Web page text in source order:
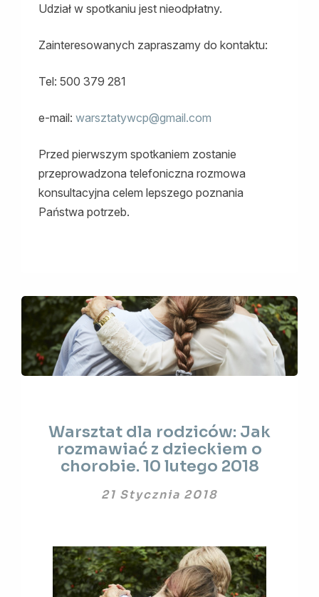
Udział w spotkaniu jest nieodpłatny.
Zainteresowanych zapraszamy do kontaktu:
Tel: 500 379 281
e-mail: warsztatywcp@gmail.com
Przed pierwszym spotkaniem zostanie
przeprowadzona telefoniczna rozmowa
konsultacyjna celem lepszego poznania
Państwa potrzeb.
dla
rodziców:
Jak
rozmawiać
z
10
lutego
2018
Warsztat dla rodziców: Jak
rozmawiać z dzieckiem o
chorobie. 10 lutego 2018
21 Stycznia 2018